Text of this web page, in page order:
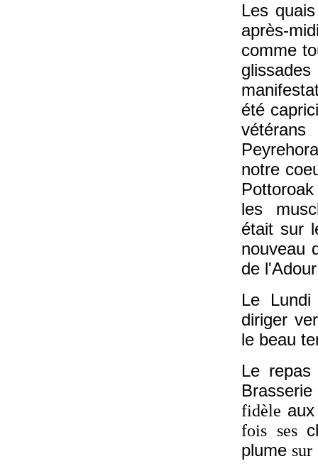
Les
après-
comme
été
notre
les
était sur
nouveau
de
Le
diriger
le beau
Le
fidèle
fois ses
plume sur